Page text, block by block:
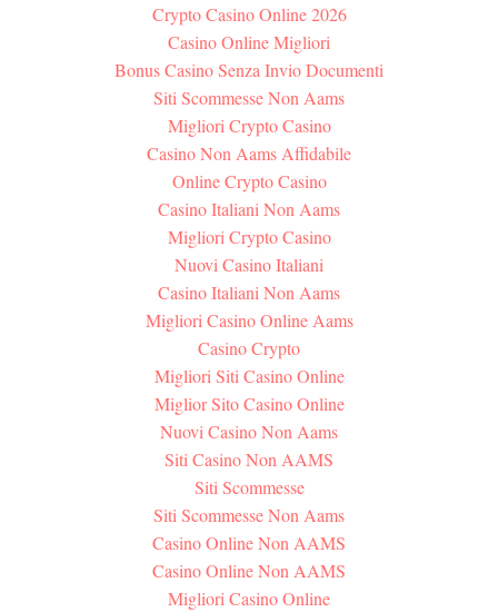
Crypto Casino Online 2026
Casino Online Migliori
Bonus Casino Senza Invio Documenti
Siti Scommesse Non Aams
Migliori Crypto Casino
Casino Non Aams Affidabile
Online Crypto Casino
Casino Italiani Non Aams
Migliori Crypto Casino
Nuovi Casino Italiani
Casino Italiani Non Aams
Migliori Casino Online Aams
Casino Crypto
Migliori Siti Casino Online
Miglior Sito Casino Online
Nuovi Casino Non Aams
Siti Casino Non AAMS
Siti Scommesse
Siti Scommesse Non Aams
Casino Online Non AAMS
Casino Online Non AAMS
Migliori Casino Online